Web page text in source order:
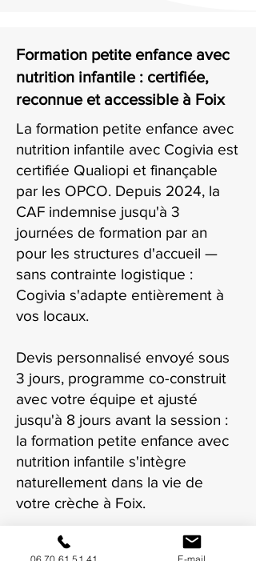
Formation petite enfance avec
nutrition infantile : certifiée,
reconnue et accessible à Foix
La formation petite enfance avec
nutrition infantile avec Cogivia est
certifiée Qualiopi et finançable
par les OPCO. Depuis 2024, la
CAF indemnise jusqu'à 3
journées de formation par an
pour les structures d'accueil —
sans contrainte logistique :
Cogivia s'adapte entièrement à
vos locaux.
Devis personnalisé envoyé sous
3 jours, programme co-construit
avec votre équipe et ajusté
jusqu'à 8 jours avant la session :
la formation petite enfance avec
nutrition infantile s'intègre
naturellement dans la vie de
votre crèche à Foix.
06 70 61 51 41 E-mail